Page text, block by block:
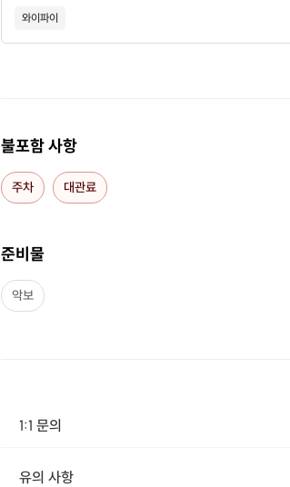
와이파이
불포함 사항
주차 대관료
준비물
악보
1:1 문의
유의 사항